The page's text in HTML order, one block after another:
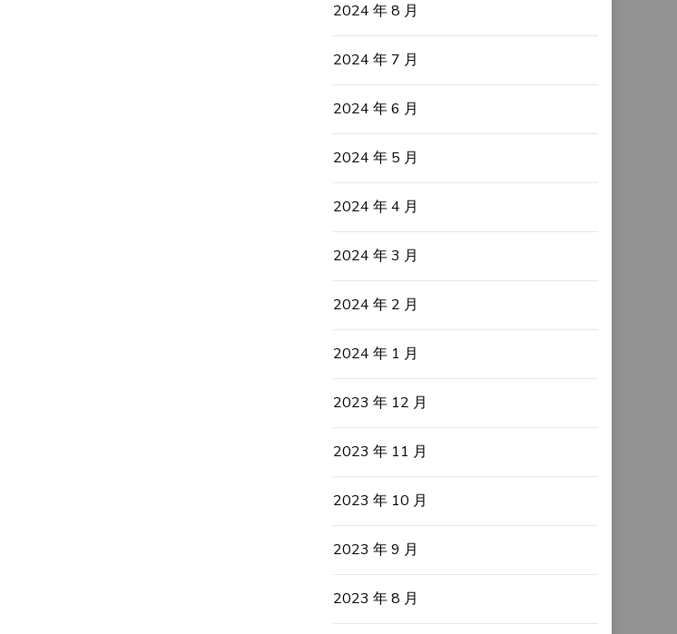
2024 年 8 月
2024 年 7 月
2024 年 6 月
2024 年 5 月
2024 年 4 月
2024 年 3 月
2024 年 2 月
2024 年 1 月
2023 年 12 月
2023 年 11 月
2023 年 10 月
2023 年 9 月
2023 年 8 月